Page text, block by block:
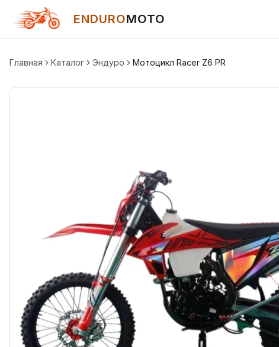
ENDUROMOTO
Главная Каталог Эндуро Мотоцикл Racer Z6 PR